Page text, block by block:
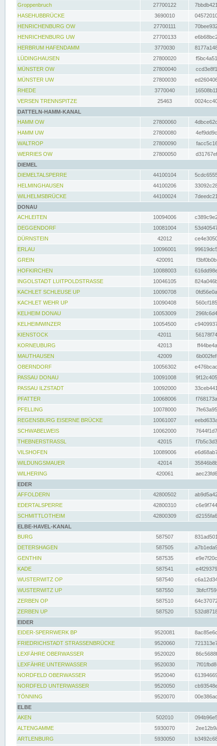
Groppenbruch
27700122
HASEHUBBRÜCKE
3690010
HENRICHENBURG OW
27700111
HENRICHENBURG UW
27700133
HERBRUM HAFENDAMM
3770030
LÜDINGHAUSEN
27800020
MÜNSTER OW
27800040
MÜNSTER UW
27800030
RHEDE
3770040
VERSEN TRENNSPITZE
25463
DATTELN-HAMM-KANAL
HAMM OW
27800060
HAMM UW
27800080
WALTROP
27800090
WERRIES OW
27800050
DIEMEL
DIEMELTALSPERRE
44100104
HELMINGHAUSEN
44100206
WILHELMSBRÜCKE
44100024
DONAU
ACHLEITEN
10094006
DEGGENDORF
10081004
DÜRNSTEIN
42012
ERLAU
10096001
GREIN
420091
HOFKIRCHEN
10088003
INGOLSTADT LUITPOLDSTRASSE
10046105
KACHLET SCHLEUSE UP
10090708
KACHLET WEHR UP
10090408
KELHEIM DONAU
10053009
KELHEIMWINZER
10054500
KIENSTOCK
42011
KORNEUBURG
42013
MAUTHAUSEN
42009
OBERNDORF
10056302
PASSAU DONAU
10091008
PASSAU ILZSTADT
10092000
PFATTER
10068006
PFELLING
10078000
REGENSBURG EISERNE BRÜCKE
10061007
SCHWABELWEIS
10062000
THEBNERSTRASSL
42015
VILSHOFEN
10089006
WILDUNGSMAUER
42014
WILHERING
420061
EDER
AFFOLDERN
42800502
EDERTALSPERRE
42800310
SCHMITTLOTHEIM
42800309
ELBE-HAVEL-KANAL
BURG
587507
DETERSHAGEN
587505
GENTHIN
587535
KADE
587541
WUSTERWITZ OP
587540
WUSTERWITZ UP
587550
ZERBEN OP
587510
ZERBEN UP
587520
EIDER
EIDER-SPERRWERK BP
9520081
FRIEDRICHSTADT STRASSENBRÜCKE
9520060
LEXFÄHRE OBERWASSER
9520020
LEXFÄHRE UNTERWASSER
9520030
NORDFELD OBERWASSER
9520040
NORDFELD UNTERWASSER
9520050
TÖNNING
9520070
ELBE
AKEN
502010
ALTENGAMME
5930070
ARTLENBURG
5930050